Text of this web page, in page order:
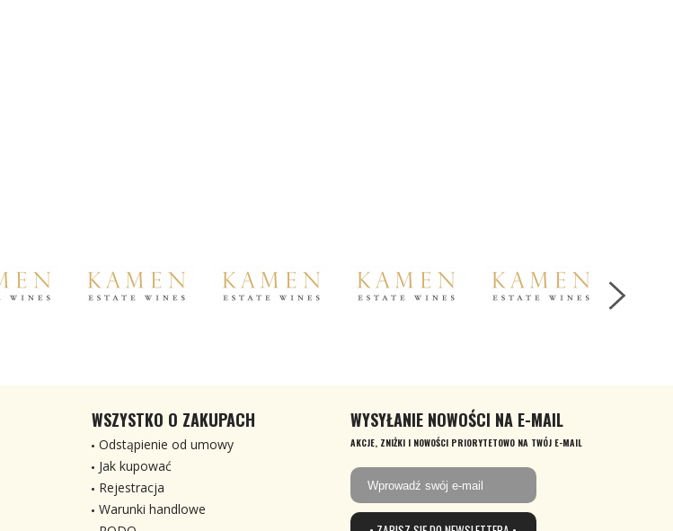
WSZYSTKO O ZAKUPACH
Odstąpienie od umowy
Jak kupować
Rejestracja
Warunki handlowe
WYSYŁANIE NOWOŚCI NA E-MAIL
AKCJE, ZNIŻKI I NOWOŚCI PRIORYTETOWO NA TWÓJ E-MAIL